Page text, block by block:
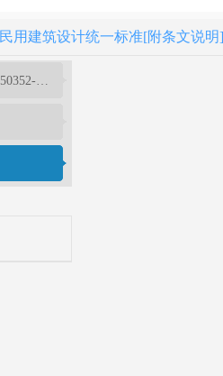
民用建筑设计统一标准[附条文说明